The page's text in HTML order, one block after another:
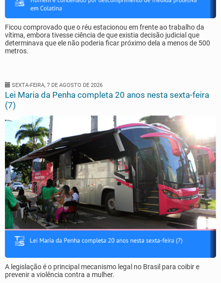
Ficou comprovado que o réu estacionou em frente ao trabalho da
vítima, embora tivesse ciência de que existia decisão judicial que
determinava que ele não poderia ficar próximo dela a menos de 500
metros.
SEXTA-FEIRA, 7 DE AGOSTO DE 2026
Lei Maria da Penha completa 20 anos nesta sexta-feira
(7)
A legislação é o principal mecanismo legal no Brasil para coibir e
prevenir a violência contra a mulher.